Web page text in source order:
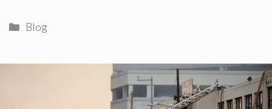
Categories
Blog